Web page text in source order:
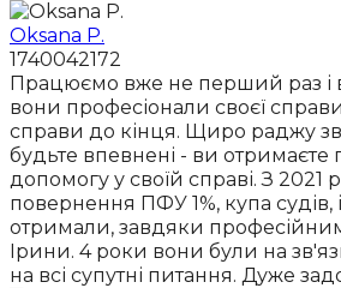
Oksana P.
1740042172
Працюємо вже не перший раз і
вони професіонали своєї
справи до кінця. Щиро раджу
будьте впевнені - ви отримаєте
допомогу у своїй справі. З 2021
повернення ПФУ 1%, купа судів,
отримали, завдяки
Ірини. 4 роки вони були на
на всі супутні питання. Дуже